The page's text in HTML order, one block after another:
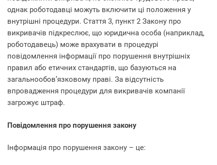
однак роботодавці можуть включити ці положення у
внутрішні процедури. Стаття 3, пункт 2 Закону про
викривачів підкреслює, що юридична особа (наприклад,
роботодавець) може врахувати в процедурі
повідомлення інформації про порушення внутрішніх
правил або етичних стандартів, що базуються на
загальнообов’язковому праві. За відсутність
впровадження процедури для викривачів компанії
загрожує штраф.
Повідомлення про порушення закону
Інформація про порушення закону – це: